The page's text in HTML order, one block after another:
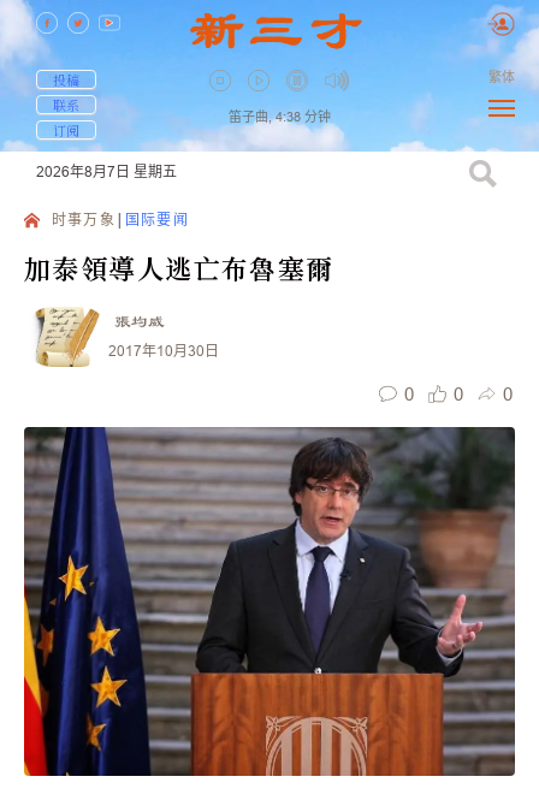
投稿
联系
订阅
笛子曲, 4:38 分钟
繁体
2026年8月7日 星期五
时事万象 国际要闻
加泰領導人逃亡布魯塞爾
張均威
2017年10月30日
0 0 0